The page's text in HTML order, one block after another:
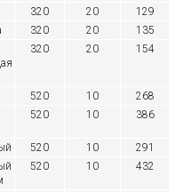
320 20
129
320 20
135
320 20 154
520 10
268
520 10 386
520 10
291
520 10 432